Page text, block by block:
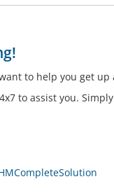
to help you get
to assist you.